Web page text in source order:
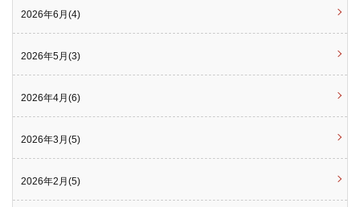
2026年6月(4)
2026年5月(3)
2026年4月(6)
2026年3月(5)
2026年2月(5)